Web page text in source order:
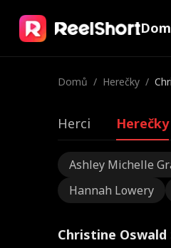
Domů / Herečky /
Herci Herečky
Ashley Michelle
Hannah Lowery
Christine